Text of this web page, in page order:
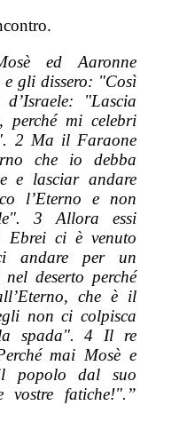
ed Aaronne
gli dissero: "Così
"Lascia
mi celebri
2 Ma il Faraone
che io debba
e lasciar andare
l’Eterno e non
3 Allora essi
ci è venuto
andare per un
deserto perché
che è il
non ci colpisca
spada". 4 Il re
mai Mosè e
popolo dal suo
vostre fatiche!".”